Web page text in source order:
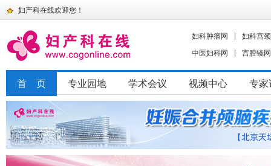
妇产科在线欢迎您！
妇科肿瘤网
妇科宫
中医妇科网
宫腔镜网
首 页 专业园地 学术会议 视频中心 专家